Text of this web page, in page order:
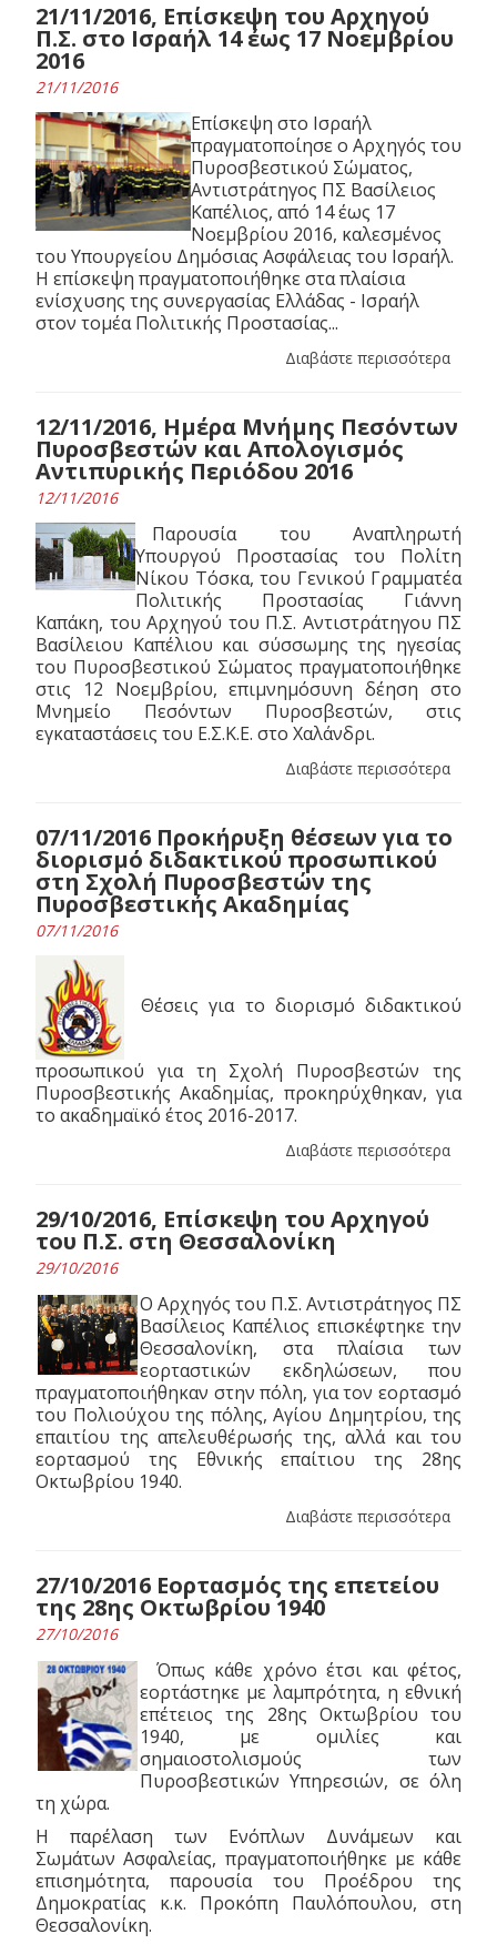
21/11/2016, Επίσκεψη του Αρχηγού
Π.Σ. στο Ισραήλ 14 έως 17 Νοεμβρίου
2016
21/11/2016
Επίσκεψη στο Ισραήλ
πραγματοποίησε ο Αρχηγός του
Πυροσβεστικού Σώματος,
Αντιστράτηγος ΠΣ Βασίλειος
Καπέλιος, από 14 έως 17
Νοεμβρίου 2016, καλεσμένος
του Υπουργείου Δημόσιας Ασφάλειας του Ισραήλ.
Η επίσκεψη πραγματοποιήθηκε στα πλαίσια
ενίσχυσης της συνεργασίας Ελλάδας - Ισραήλ
στον τομέα Πολιτικής Προστασίας...
Διαβάστε περισσότερα
12/11/2016, Ημέρα Μνήμης Πεσόντων
Πυροσβεστών και Απολογισμός
Αντιπυρικής Περιόδου 2016
12/11/2016
Παρουσία του Αναπληρωτή
Υπουργού Προστασίας του Πολίτη
Νίκου Τόσκα, του Γενικού Γραμματέα
Πολιτικής Προστασίας Γιάννη
Καπάκη, του Αρχηγού του Π.Σ. Αντιστράτηγου ΠΣ
Βασίλειου Καπέλιου και σύσσωμης της ηγεσίας
του Πυροσβεστικού Σώματος πραγματοποιήθηκε
στις 12 Νοεμβρίου, επιμνημόσυνη δέηση στο
Μνημείο Πεσόντων Πυροσβεστών, στις
εγκαταστάσεις του Ε.Σ.Κ.Ε. στο Χαλάνδρι.
Διαβάστε περισσότερα
07/11/2016 Προκήρυξη θέσεων για το
διορισμό διδακτικού προσωπικού
στη Σχολή Πυροσβεστών της
Πυροσβεστικής Ακαδημίας
07/11/2016
Θέσεις για το διορισμό διδακτικού
προσωπικού για τη Σχολή Πυροσβεστών της
Πυροσβεστικής Ακαδημίας, προκηρύχθηκαν, για
το ακαδημαϊκό έτος 2016-2017.
Διαβάστε περισσότερα
29/10/2016, Επίσκεψη του Αρχηγού
του Π.Σ. στη Θεσσαλονίκη
29/10/2016
Ο Αρχηγός του Π.Σ. Αντιστράτηγος ΠΣ
Βασίλειος Καπέλιος επισκέφτηκε την
Θεσσαλονίκη, στα πλαίσια των
εορταστικών εκδηλώσεων, που
πραγματοποιήθηκαν στην πόλη, για τον εορτασμό
του Πολιούχου της πόλης, Αγίου Δημητρίου, της
επαιτίου της απελευθέρωσής της, αλλά και του
εορτασμού της Εθνικής επαίτιου της 28ης
Οκτωβρίου 1940.
Διαβάστε περισσότερα
27/10/2016 Εορτασμός της επετείου
της 28ης Οκτωβρίου 1940
27/10/2016
Όπως κάθε χρόνο έτσι και φέτος,
εορτάστηκε με λαμπρότητα, η εθνική
επέτειος της 28ης Οκτωβρίου του
1940, με ομιλίες και
σημαιοστολισμούς των
Πυροσβεστικών Υπηρεσιών, σε όλη
τη χώρα.
Η παρέλαση των Ενόπλων Δυνάμεων και
Σωμάτων Ασφαλείας, πραγματοποιήθηκε με κάθε
επισημότητα, παρουσία του Προέδρου της
Δημοκρατίας κ.κ. Προκόπη Παυλόπουλου, στη
Θεσσαλονίκη.